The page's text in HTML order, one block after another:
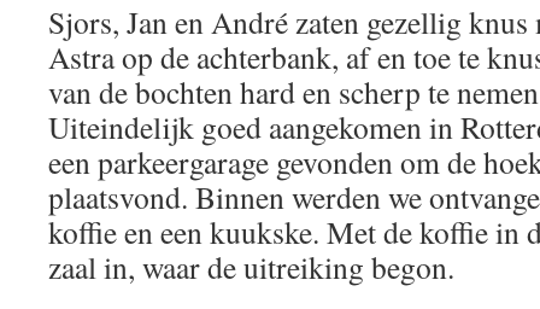
Sjors, Jan en André zaten gezellig knus
Astra op de achterbank, af en toe te
van de bochten hard en scherp te
Uiteindelijk goed aangekomen in
een parkeergarage gevonden om de
plaatsvond. Binnen werden we
koffie en een kuukske. Met de koffie in
zaal in, waar de uitreiking begon.